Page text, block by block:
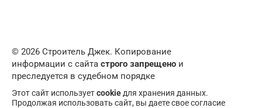
© 2026 Строитель Джек. Копирование
информации с сайта строго запрещено и
преследуется в судебном порядке
Этот сайт используетcookieдля хранения данных.
Продолжая использовать сайт, вы даете свое согласие